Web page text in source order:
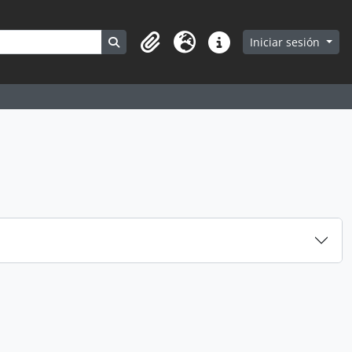
Search in browse page
Portapapeles
Idioma Enlaces rápidos
Iniciar sesión